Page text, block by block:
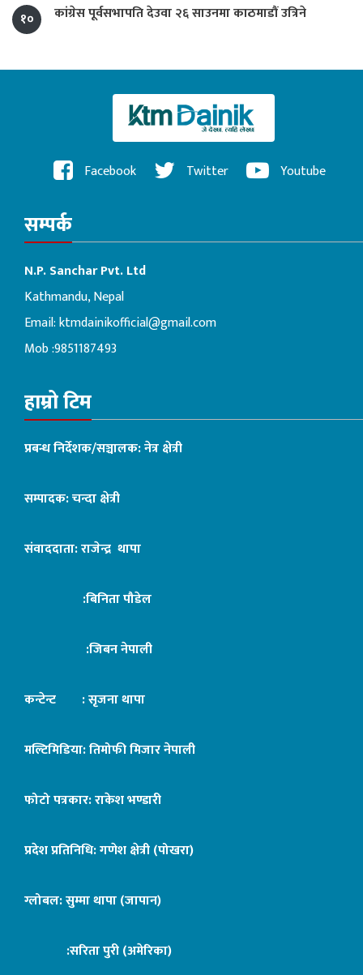
१० कांग्रेस पूर्वसभापति देउवा २६ साउनमा काठमाडौं उत्रिने
Facebook Twitter Youtube
सम्पर्क
N.P. Sanchar Pvt. Ltd
Kathmandu, Nepal
Email:ktmdainikofficial@gmail.com
Mob :9851187493
हाम्रो टिम
प्रबन्ध निर्देशक/सञ्चालक: नेत्र क्षेत्री
सम्पादक: चन्दा क्षेत्री
संवाददाता: राजेन्द्र थापा
:बिनिता पौडेल
:जिबन नेपाली
कन्टेन्ट : सृजना थापा
मल्टिमिडिया: तिमोफी मिजार नेपाली
फोटो पत्रकार: राकेश भण्डारी
प्रदेश प्रतिनिधि: गणेश क्षेत्री (पोखरा)
ग्लोबल: सुम्मा थापा (जापान)
:सरिता पुरी (अमेरिका)